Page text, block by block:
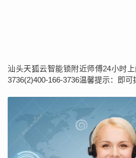
汕头天狐云智能锁附近师傅24小时
3736(2)400-166-3736温馨提示：即可